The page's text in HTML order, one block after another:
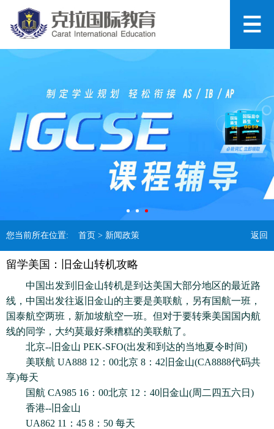
您当前所在位置: 首页 > 新闻政策 返回
留学美国：旧金山转机攻略
中国出发到旧金山转机是到达美国大部分地区的最近路
线，中国出发往返旧金山的主要是美联航，另有国航一班，
国泰航空两班，新加坡航空一班。但对于要转乘美国国内航
线的同学，大约莫最好乘糟糕的美联航了。
北京--旧金山 PEK-SFO(出发和到达的当地夏令时间)
美联航 UA888 12：00北京 8：42旧金山(CA8888代码共
享)每天
国航 CA985 16：00北京 12：40旧金山(周二四五六日)
香港--旧金山
UA862 11：45 8：50 每天